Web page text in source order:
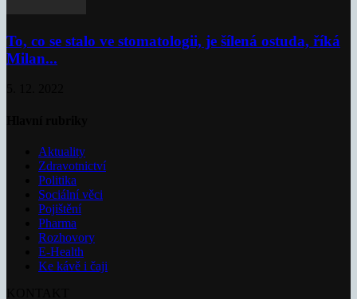
To, co se stalo ve stomatologii, je šílená ostuda, říká
Milan...
Aktuality
Zdravotnictví
Politika
Sociální věci
Pojištění
Pharma
Rozhovory
E-Health
Ke kávě i čaji